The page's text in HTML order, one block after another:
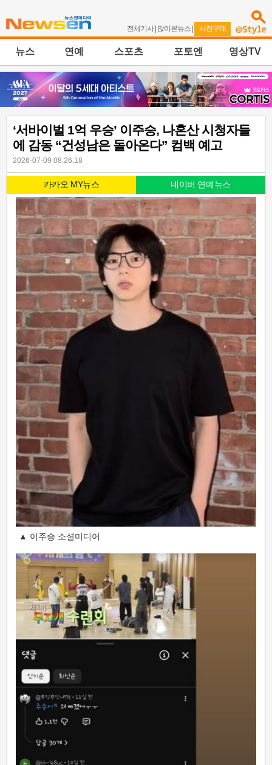
전체기사| 많이본뉴스 | 사진구매
뉴스 연예 스포츠 포토엔 영상TV
‘서바이벌 1억 우승’ 이주승, 나혼산 시청자들
에 감동 “건성남은 돌아온다” 컴백 예고
2026-07-09 08:26:18
카카오 MY뉴스 네이버 연예뉴스
▲ 이주승 소셜미디어